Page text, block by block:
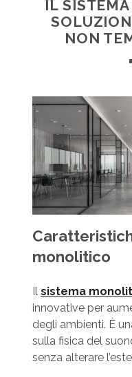
IL
NON
monolitico
Il sistema
innovative per
degli ambienti. È
sulla fisica del
senza alterare